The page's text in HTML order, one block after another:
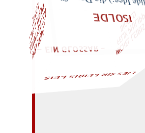
„SUPPE LEHM
A
N
T
IKES IM
PELZ
T
IC
K
T
E
O
G
O
TT
L
O
T
T
E
"
(solide Idee:) die Dose für
die Lose; (leise Ode:) für
PD
LIES SIR LEIRIS LEIS